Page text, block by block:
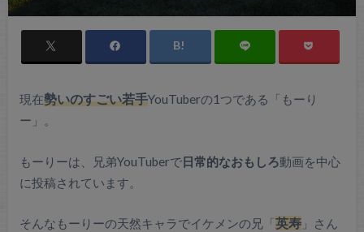
現在勢いのすごい若手YouTuberの1つである「もーり
ー」。
もーりーは、兄弟YouTuberで日常的なおもしろ動画を中心
に投稿されています。
そんなもーりーの天然キャラでイケメンの兄「英寿」さん